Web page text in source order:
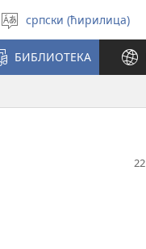
Изабери
језик
српски (ћирилица)
БИБЛИОТЕКА